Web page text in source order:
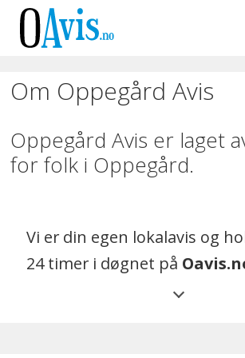
Oavis
Om
Om Oppegård Avis
Oppegård Avis er laget
for folk i Oppegård.
Vi er din egen lokalavis og
24 timer i døgnet på